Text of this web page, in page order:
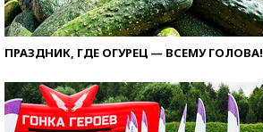
ПРАЗДНИК, ГДЕ ОГУРЕЦ — ВСЕМУ ГОЛОВА!